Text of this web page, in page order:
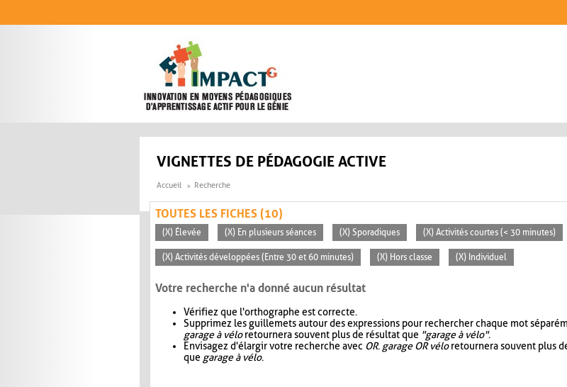
VIGNETTES DE PÉDAGOGIE ACTIVE
Accueil Recherche
TOUTES LES FICHES (10)
(X) Élevée (X) En plusieurs séances (X) Sporadiques (X) Activités courtes (< 30 minutes)
(X) Activités développées (Entre 30 et 60 minutes) (X) Hors classe (X) Individuel
Votre recherche n'a donné aucun résultat
Vérifiez que l'orthographe est correcte.
Supprimez les guillemets autour des expressions pour rechercher chaque mot
garage à véloretournera souvent plus de résultat que "garage à vélo".
Envisagez d'élargir votre recherche avec OR. garage OR véloretournera souvent plus
que garage à vélo.